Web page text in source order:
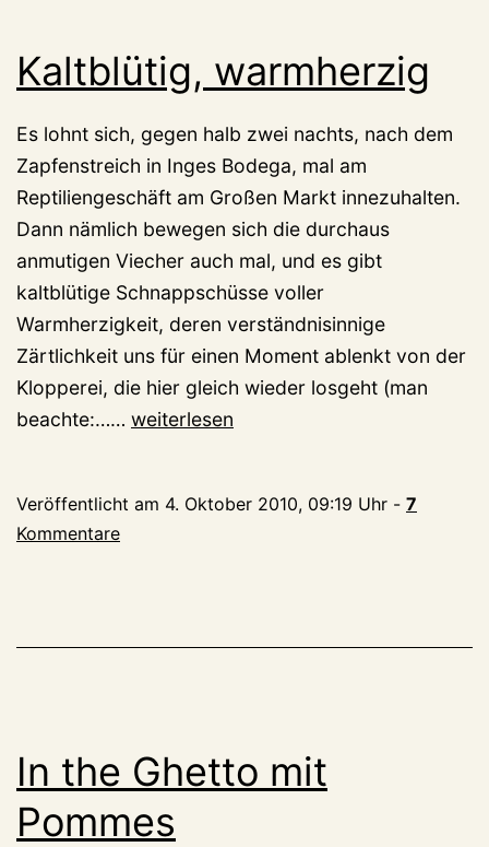
Kaltblütig, warmherzig
Es lohnt sich, gegen halb zwei nachts, nach dem
Zapfenstreich in Inges Bodega, mal am
Reptiliengeschäft am Großen Markt innezuhalten.
Dann nämlich bewegen sich die durchaus
anmutigen Viecher auch mal, und es gibt
kaltblütige Schnappschüsse voller
Warmherzigkeit, deren verständnisinnige
Zärtlichkeit uns für einen Moment ablenkt von der
Klopperei, die hier gleich wieder losgeht (man
beachte:…… Kaltblütig,
weiterlesen
Veröffentlicht am 4. Oktober 2010, 09:19 Uhr - 7
Kommentare
In the Ghetto mit
Pommes